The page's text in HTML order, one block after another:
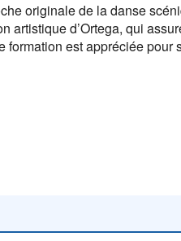
originale de la danse
d’Ortega, qui
est appréciée pour